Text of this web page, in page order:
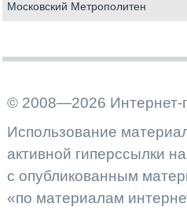
Московский Метрополитен
© 2008—2026 Интернет-
Использование
активной гиперссылки
с опубликованным
«по материалам